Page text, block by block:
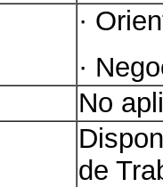
·
·
No
de